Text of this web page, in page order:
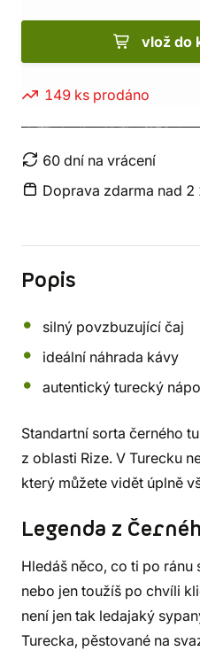
vlož do
149 ks prodáno
60 dní na vrácení
Doprava zdarma nad 2
Popis
silný povzbuzující čaj
ideální náhrada kávy
autentický turecký
Standartní sorta černého
z oblasti Rize. V Turecku
který můžete vidět úplně
Legenda z
Hledáš něco, co ti po
nebo jen toužíš po chvíli
není jen tak ledajaký
Turecka, pěstované na